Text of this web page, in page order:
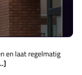
en laat regelmatig